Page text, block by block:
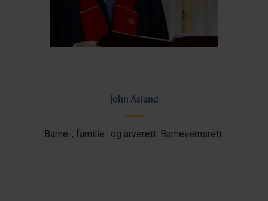
John Asland
Barne-, familie- og arverett. Barnevernsrett.